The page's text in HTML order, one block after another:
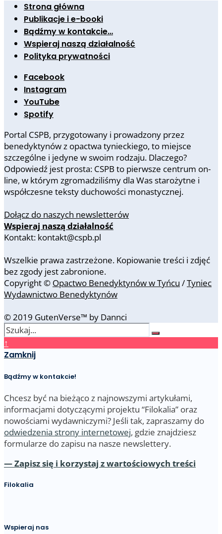
Strona główna
Publikacje i e-booki
Bądźmy w kontakcie…
Wspieraj naszą działalność
Polityka prywatności
Facebook
Instagram
YouTube
Spotify
Portal CSPB, przygotowany i prowadzony przez
benedyktynów z opactwa tynieckiego, to miejsce
szczególne i jedyne w swoim rodzaju. Dlaczego?
Odpowiedź jest prosta: CSPB to pierwsze centrum on-
line, w którym zgromadziliśmy dla Was starożytne i
współczesne teksty duchowości monastycznej.
Dołącz do naszych newsletterów
Wspieraj naszą działalność
Kontakt: kontakt@cspb.pl
Wszelkie prawa zastrzeżone. Kopiowanie treści i zdjęć
bez zgody jest zabronione.
Copyright © Opactwo Benedyktynów w Tyńcu /Tyniec
Wydawnictwo Benedyktynów
© 2019 GutenVerse™ by Dannci
↑
Zamknij
Bądźmy w kontakcie!
Chcesz być na bieżąco z najnowszymi artykułami,
informacjami dotyczącymi projektu “Filokalia” oraz
nowościami wydawniczymi? Jeśli tak, zapraszamy do
odwiedzenia strony internetowej, gdzie znajdziesz
formularze do zapisu na nasze newslettery.
— Zapisz się i korzystaj z wartościowych treści
Filokalia
Wspieraj nas